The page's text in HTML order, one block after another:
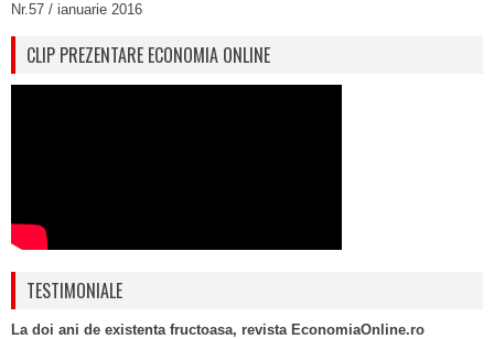
Nr.57 / ianuarie 2016
CLIP PREZENTARE ECONOMIA ONLINE
TESTIMONIALE
La doi ani de existenta fructoasa, revista EconomiaOnline.ro